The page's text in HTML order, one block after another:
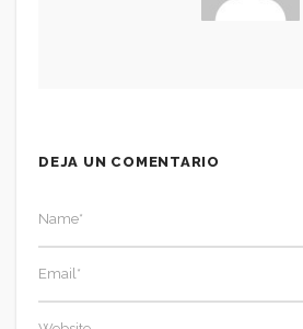
DEJA UN COMENTARIO